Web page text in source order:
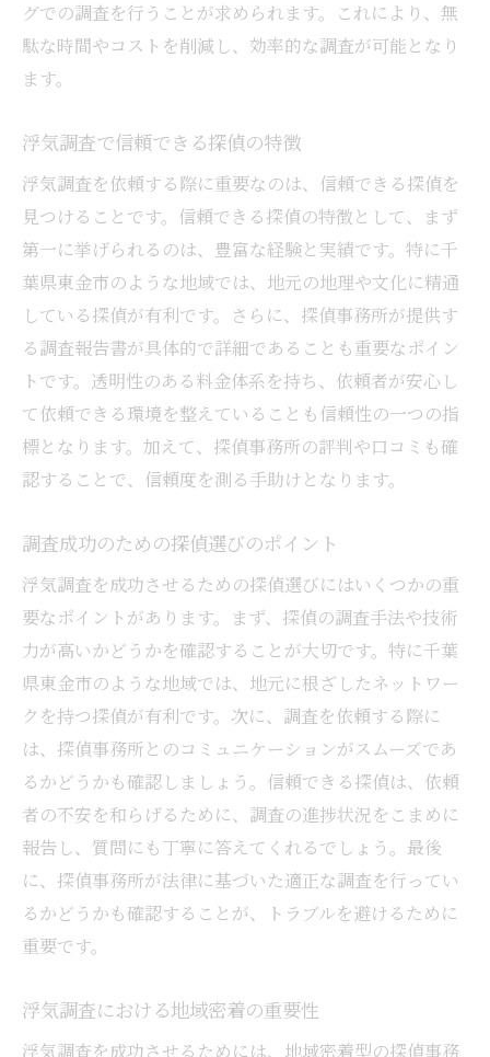
浮気調査の成功に地域特性が与える影響
探偵選びで浮気調査を成功に導く方法
浮気調査成功のための探偵選択のコツ
効果的な浮気調査には探偵選びが重要
成功する浮気調査のための探偵選びのコツ
探偵選びが浮気調査の成功に必要な理由
浮気調査の成功を左右する探偵の選び方
浮気調査に適した探偵を選ぶコツ
浮気調査に適した探偵の特徴とは
適切な探偵選びで浮気調査を成功させる
浮気調査に役立つ探偵選びのポイント
探偵選びが浮気調査の成功に与える影響
千葉県東金市での探偵選びの重要性
浮気調査で探偵選びが重要な理由
千葉県東金市での探偵選びのポイント
探偵選びが浮気調査の成功を左右する理由
浮気調査の成功には探偵選びが不可欠
千葉県東金市での浮気調査で探偵選びが重
要な理由
探偵選びが浮気調査の成否を決める要因
グでの調査を行うことが求められます。これにより、無
駄な時間やコストを削減し、効率的な調査が可能となり
ます。
浮気調査で信頼できる探偵の特徴
浮気調査を依頼する際に重要なのは、信頼できる探偵を
見つけることです。信頼できる探偵の特徴として、まず
第一に挙げられるのは、豊富な経験と実績です。特に千
葉県東金市のような地域では、地元の地理や文化に精通
している探偵が有利です。さらに、探偵事務所が提供す
る調査報告書が具体的で詳細であることも重要なポイン
トです。透明性のある料金体系を持ち、依頼者が安心し
て依頼できる環境を整えていることも信頼性の一つの指
標となります。加えて、探偵事務所の評判や口コミも確
認することで、信頼度を測る手助けとなります。
調査成功のための探偵選びのポイント
浮気調査を成功させるための探偵選びにはいくつかの重
要なポイントがあります。まず、探偵の調査手法や技術
力が高いかどうかを確認することが大切です。特に千葉
県東金市のような地域では、地元に根ざしたネットワー
クを持つ探偵が有利です。次に、調査を依頼する際に
は、探偵事務所とのコミュニケーションがスムーズであ
るかどうかも確認しましょう。信頼できる探偵は、依頼
者の不安を和らげるために、調査の進捗状況をこまめに
報告し、質問にも丁寧に答えてくれるでしょう。最後
に、探偵事務所が法律に基づいた適正な調査を行ってい
るかどうかも確認することが、トラブルを避けるために
重要です。
浮気調査における地域密着の重要性
浮気調査を成功させるためには、地域密着型の探偵事務